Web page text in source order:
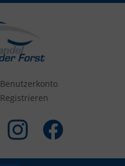
Benutzerkonto
Registrieren